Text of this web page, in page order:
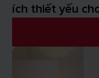
ích thiết yếu